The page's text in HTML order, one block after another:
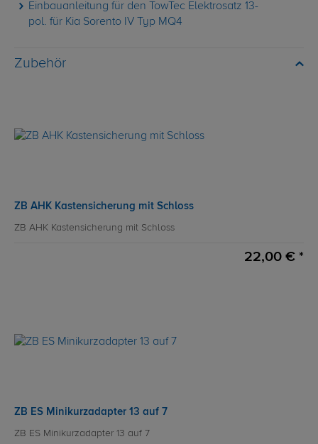
Einbauanleitung für den TowTec Elektrosatz 13-
pol. für Kia Sorento IV Typ MQ4
Zubehör
ZB AHK Kastensicherung mit Schloss
ZB AHK Kastensicherung mit Schloss
22,00 € *
ZB ES Minikurzadapter 13 auf 7
ZB ES Minikurzadapter 13 auf 7